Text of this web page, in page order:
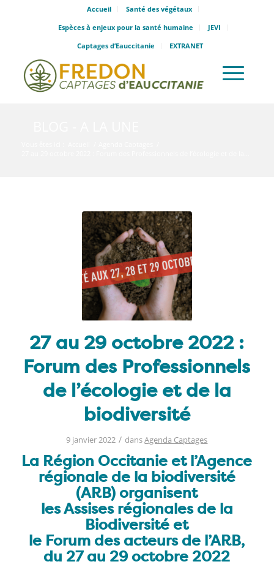
Accueil
Santé des végétaux
Espèces à enjeux pour la santé humaine
JEVI
Captages d’Eauccitanie
EXTRANET
27 au 29 octobre 2022 :
Forum des Professionnels
de l’écologie et de la
biodiversité
9 janvier 2022 / dansAgenda Captages
La Région Occitanie et l’Agence
régionale de la biodiversité
(ARB) organisent
les Assises régionales de la
Biodiversité et
le Forum des acteurs de l’ARB,
du 27 au 29 octobre 2022